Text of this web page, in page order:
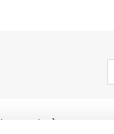
Klantenservice